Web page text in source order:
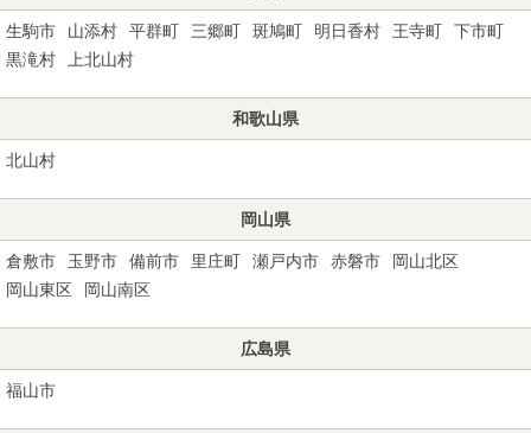
生駒市 山添村 平群町 三郷町 斑鳩町 明日香村 王寺町
下市町
黒滝村
上北山村
和歌山県
北山村
岡山県
倉敷市 玉野市 備前市 里庄町 瀬戸内市 赤磐市
岡山北区
岡山東区
岡山南区
広島県
福山市